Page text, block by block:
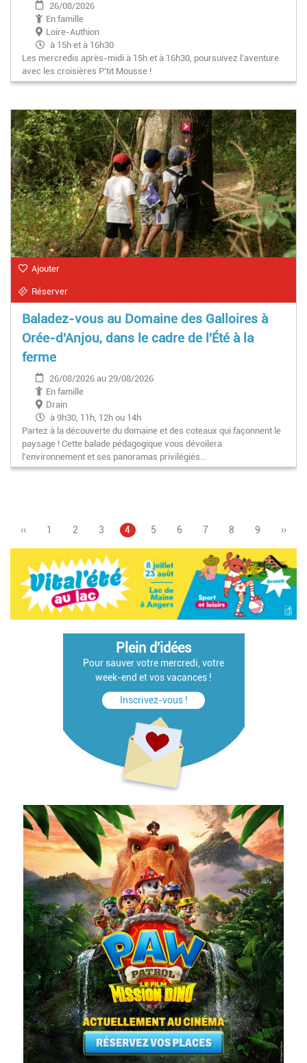
26/08/2026
En famille
Loire-Authion
à 15h et à 16h30
Les mercredis après-midi à 15h et à 16h30, poursuivez l’aventure
avec les croisières P’tit Mousse !
Ajouter
Réserver
Baladez-vous au Domaine des Galloires à
Orée-d'Anjou, dans le cadre de l'Été à la
ferme
26/08/2026 au 29/08/2026
En famille
Drain
à 9h30, 11h, 12h ou 14h
Partez à la découverte du domaine et des coteaux qui façonnent le
paysage ! Cette balade pédagogique vous dévoilera
l'environnement et ses panoramas privilégiés...
Pagination
Page
‹‹ Page
1 Page
2 Page
3
Page
4 Page
5 Page
6 Page
7 Page
8 Page
9
Page
››
Plein d'idées
Pour sauver votre mercredi, votre
week-end et vos vacances !
Inscrivez-vous !